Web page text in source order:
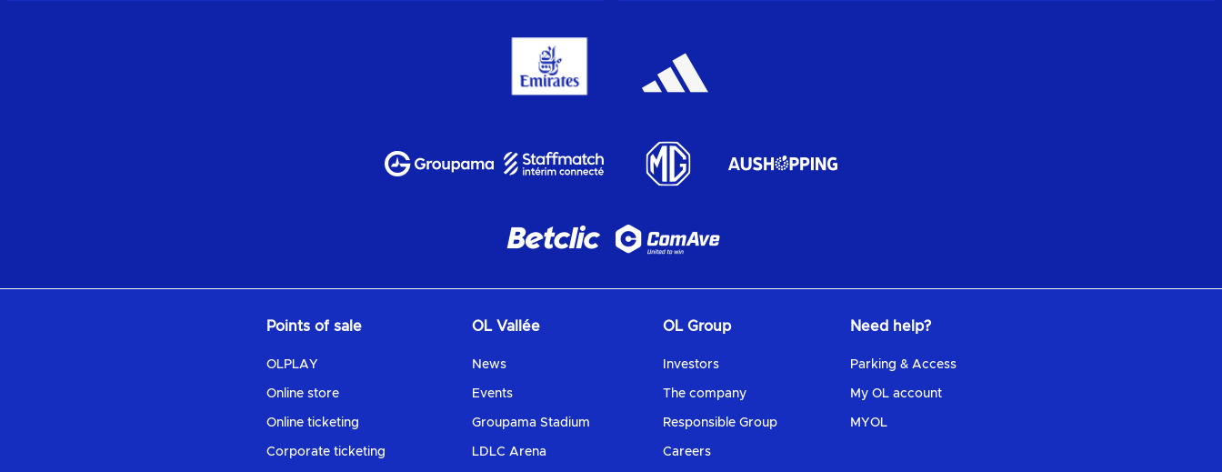
Points of sale
OLPLAY
Online store
Online ticketing
Corporate ticketing
OL Vallée
News
Events
Groupama Stadium
LDLC Arena
OL Group
Investors
The company
Responsible Group
Careers
Need help?
Parking & Access
My OL account
MYOL